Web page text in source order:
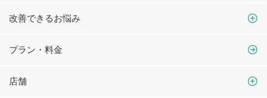
改善できるお悩み
プラン・料金
店舗